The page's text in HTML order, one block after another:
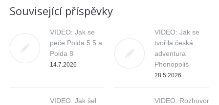
Související příspěvky
VIDEO: Jak se
peče Polda 5.5 a
Polda 8
14.7.2026
VIDEO: Jak se
tvořila česká
adventura
Phonopolis
28.5.2026
VIDEO: Jak šel
VIDEO: Rozhovor